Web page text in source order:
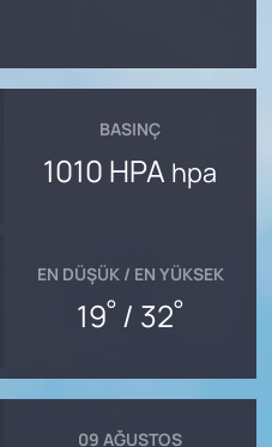
BASINÇ
1010 HPA hpa
EN DÜŞÜK / EN YÜKSEK
19° / 32°
09 AĞUSTOS